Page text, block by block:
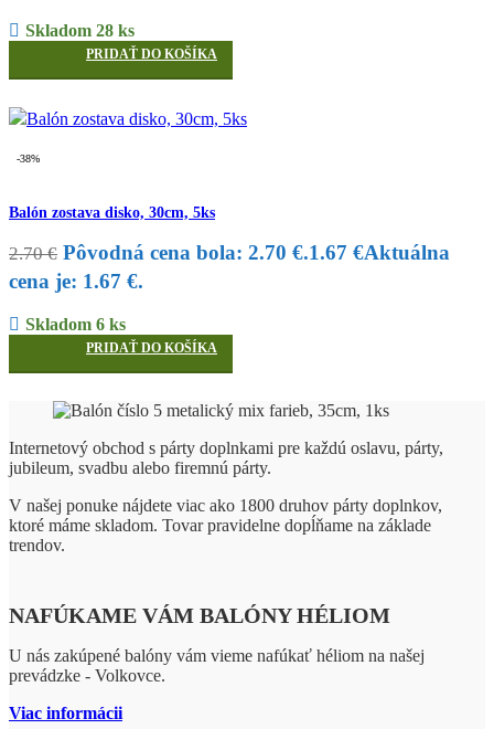
Skladom 28 ks
PRIDAŤ DO KOŠÍKA
-38%
Balón zostava disko, 30cm, 5ks
2.70€ Pôvodná cena bola: 2.70 €.1.67 €Aktuálna
cena je: 1.67 €.
Skladom 6 ks
PRIDAŤ DO KOŠÍKA
Internetový obchod s párty doplnkami pre každú oslavu, párty,
jubileum, svadbu alebo firemnú párty.
V našej ponuke nájdete viac ako 1800 druhov párty doplnkov,
ktoré máme skladom. Tovar pravidelne dopĺňame na základe
trendov.
NAFÚKAME VÁM BALÓNY HÉLIOM
U nás zakúpené balóny vám vieme nafúkať héliom na našej
prevádzke - Volkovce.
Viac informácii